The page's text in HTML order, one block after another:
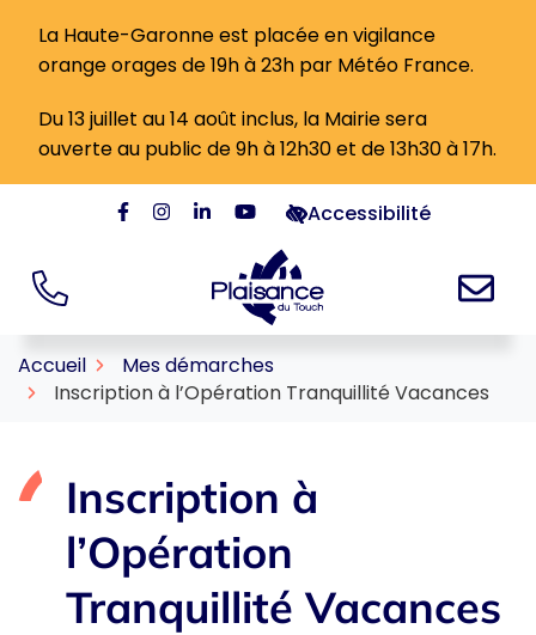
contenu
La Haute-Garonne est placée en vigilance
orange orages de 19h à 23h par Météo France.
Du 13 juillet au 14 août inclus, la Mairie sera
ouverte au public de 9h à 12h30 et de 13h30 à 17h.
Lien vers le compte Facebook
Lien vers le compte Instagram
Lien vers le compte Linkedin
Lien vers la chaîne Youtube
Accessibilité
Logo Ville de
Accueil
Mes démarches
Inscription à l’Opération Tranquillité Vacances
Inscription à
l’Opération
Tranquillité Vacances